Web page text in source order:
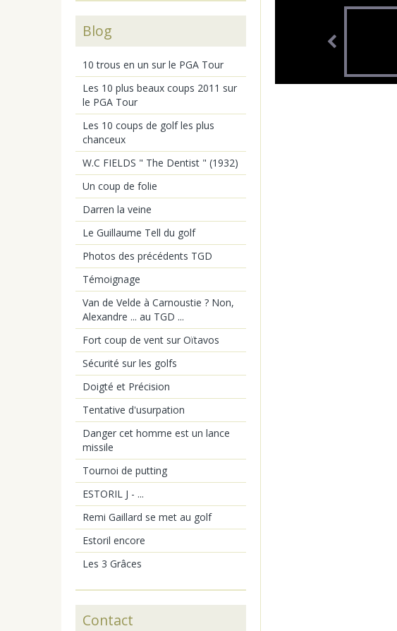
Blog
10 trous en un sur le PGA Tour
Les 10 plus beaux coups 2011 sur
le PGA Tour
Les 10 coups de golf les plus
chanceux
W.C FIELDS " The Dentist " (1932)
Un coup de folie
Darren la veine
Le Guillaume Tell du golf
Photos des précédents TGD
Témoignage
Van de Velde à Carnoustie ? Non,
Alexandre ... au TGD ...
Fort coup de vent sur Oïtavos
Sécurité sur les golfs
Doigté et Précision
Tentative d'usurpation
Danger cet homme est un lance
missile
Tournoi de putting
ESTORIL J - ...
Remi Gaillard se met au golf
Estoril encore
Les 3 Grâces
Contact